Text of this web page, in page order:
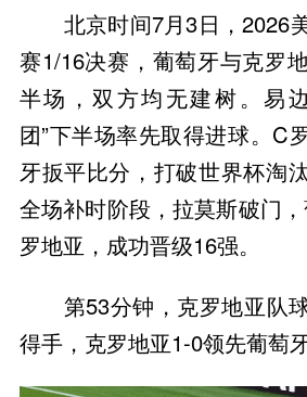
北京时间7月3日，2026
赛1/16决赛，葡萄牙与克罗
半场，双方均无建树。易
团”下半场率先取得进球。C
牙扳平比分，打破世界杯淘
全场补时阶段，拉莫斯破门
罗地亚，成功晋级16强。
第53分钟，克罗地亚队
得手，克罗地亚1-0领先葡萄牙